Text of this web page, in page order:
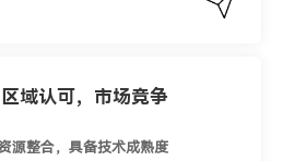
域认可，市场竞争
源整合，具备技术成熟度